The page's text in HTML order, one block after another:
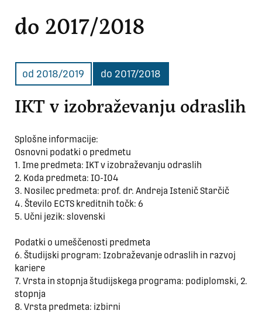
do 2017/2018
od 2018/2019 do 2017/2018
IKT v izobraževanju odraslih
Splošne informacije:
Osnovni podatki o predmetu
1. Ime predmeta: IKT v izobraževanju odraslih
2. Koda predmeta: IO-I04
3. Nosilec predmeta: prof. dr. Andreja Istenič Starčič
4. Število ECTS kreditnih točk: 6
5. Učni jezik: slovenski
Podatki o umeščenosti predmeta
6. Študijski program: Izobraževanje odraslih in razvoj
kariere
7. Vrsta in stopnja študijskega programa: podiplomski, 2.
stopnja
8. Vrsta predmeta: izbirni